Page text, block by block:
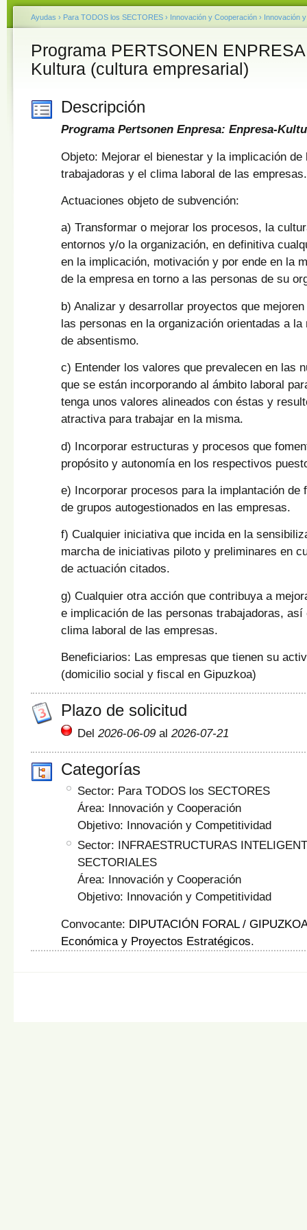
Ayudas › Para TODOS los SECTORES › Innovación y Cooperación › Innovación
Programa PERTSONEN
Kultura (cultura empresarial)
Descripción
Programa Pertsonen Enpresa: Enpresa-
Objeto: Mejorar el bienestar y la implicación de
trabajadoras y el clima laboral de las empresas.
Actuaciones objeto de subvención:
a) Transformar o mejorar los procesos, la
entornos y/o la organización, en definitiva
en la implicación, motivación y por ende en la
de la empresa en torno a las personas de su
b) Analizar y desarrollar proyectos que
las personas en la organización orientadas a
de absentismo.
c) Entender los valores que prevalecen en las
que se están incorporando al ámbito laboral
tenga unos valores alineados con éstas y
atractiva para trabajar en la misma.
d) Incorporar estructuras y procesos que
propósito y autonomía en los respectivos
e) Incorporar procesos para la implantación de
de grupos autogestionados en las empresas.
f) Cualquier iniciativa que incida en la
marcha de iniciativas piloto y preliminares en
de actuación citados.
g) Cualquier otra acción que contribuya a
e implicación de las personas trabajadoras,
clima laboral de las empresas.
Beneficiarios: Las empresas que tienen su
(domicilio social y fiscal en Gipuzkoa)
Plazo de solicitud
Del 2026-06-09 al 2026-07-21
Categorías
Sector: Para TODOS los SECTORES
Área: Innovación y Cooperación
Objetivo: Innovación y Competitividad
Sector: INFRAESTRUCTURAS
SECTORIALES
Área: Innovación y Cooperación
Objetivo: Innovación y Competitividad
Convocante: DIPUTACIÓN FORAL / GIPUZKOA
Económica y Proyectos Estratégicos.